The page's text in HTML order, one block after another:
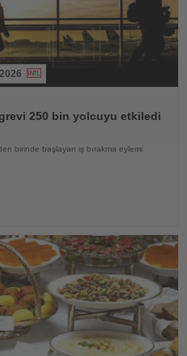
250 bin yolcuyu etkiledi
birinde başlayan iş bırakma eylemi